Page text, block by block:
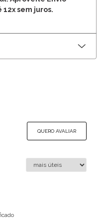
sem juros.
QUERO AVALIAR